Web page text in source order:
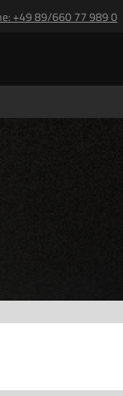
: +49 89/660 77 989 0